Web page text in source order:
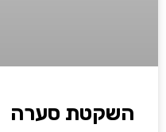
השקטת סערה